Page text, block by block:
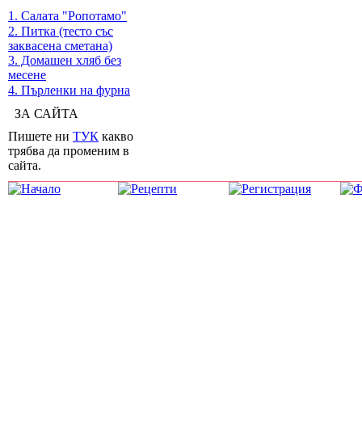
1. Салата "Ропотамо"
2. Питка (тесто със
заквасена сметана)
3. Домашен хляб без
месене
4. Пърленки на фурна
ЗА САЙТА
Пишете ни ТУК какво
трябва да променим в
сайта.